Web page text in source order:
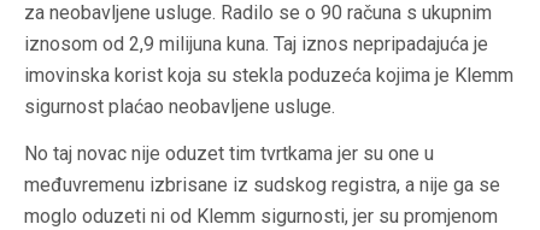
za neobavljene usluge. Radilo se o 90 računa s ukupnim
iznosom od 2,9 milijuna kuna. Taj iznos nepripadajuća je
imovinska korist koja su stekla poduzeća kojima je Klemm
sigurnost plaćao neobavljene usluge.
No taj novac nije oduzet tim tvrtkama jer su one u
međuvremenu izbrisane iz sudskog registra, a nije ga se
moglo oduzeti ni od Klemm sigurnosti, jer su promjenom